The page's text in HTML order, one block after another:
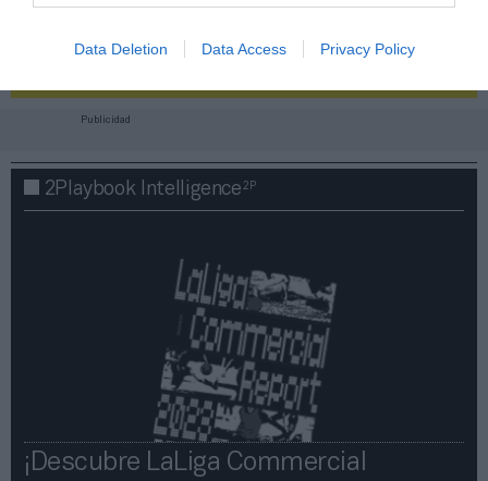
Data Deletion Data Access Privacy Policy
y eventos para Socios!​​​​​​​
Publicidad
2Playbook Intelligence2P
¡Descubre LaLiga Commercial